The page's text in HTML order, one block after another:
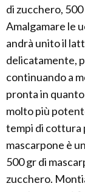
di zucchero,
Amalgamare le
andrà unito il
delicatamente,
continuando a
pronta in
molto più
tempi di cottura
mascarpone è
500 gr di
zucchero.